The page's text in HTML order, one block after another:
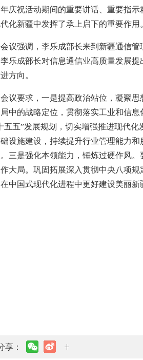
年庆祝活动期间的重要讲话、重要指
化新疆中发挥了承上启下的重要作用
会议强调，李乐成部长来到新疆通信
乐成部长对信息通信业高质量发展
方向。
会议要求，一是提高政治站位，凝聚
中的战略定位，贯彻落实工业和信
五五”发展规划，切实增强推进现代
设施建设，持续提升行业管理能力
三是强化本领能力，锤炼过硬作风
大局。巩固拓展深入贯彻中央八项
中国式现代化进程中更好建设美丽新
享：